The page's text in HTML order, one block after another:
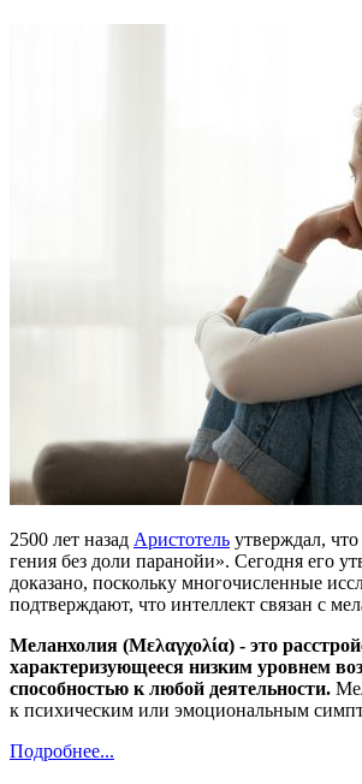
2500 лет назад Аристотель утверждал,
гения без доли паранойи». Сегодня его
доказано, поскольку многочисленные
подтверждают, что интеллект связан с
Меланхолия (Μελαγχολία) - это
характеризующееся низким уровнем
способностью к любой деятельности.
к психическим или эмоциональным
Подробнее...